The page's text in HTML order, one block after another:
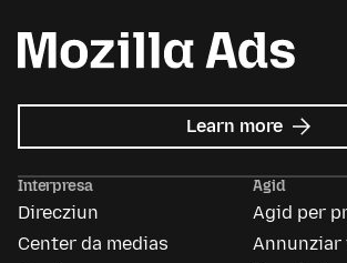
Learn more about
Interpresa
Direcziun
Center da medias
Agid
Agid per